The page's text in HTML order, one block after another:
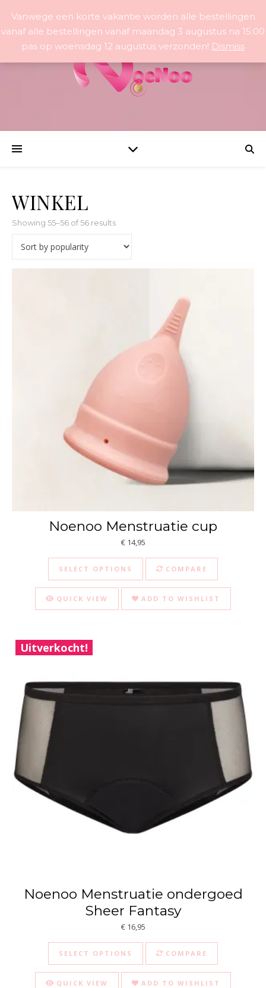
WINKEL
Showing 55–56 of 56 resultsSorted by popularity
Noenoo Menstruatie cup
€14,95
SELECT OPTIONS COMPARE
QUICK VIEW ADD TO WISHLIST
Uitverkocht!
Noenoo Menstruatie ondergoed
Sheer Fantasy
€16,95
SELECT OPTIONS COMPARE
QUICK VIEW ADD TO WISHLIST
Vanwege een korte vakantie worden alle bestellingen
vanaf alle bestellingen vanaf maandag 3 augustus na 15:00
pas op woensdag 12 augustus verzonden! Dismiss